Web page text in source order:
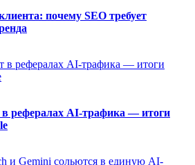
почему SEO требует
рефералах AI‑трафика — итоги